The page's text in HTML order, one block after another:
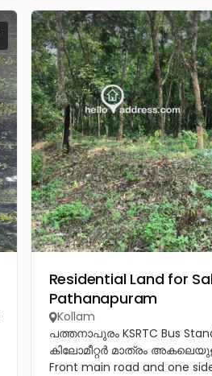
Residential Land for
Pathanapuram
Kollam
പത്തനാപുരം KSRTC Bus
കിലോമീറ്റർ മാത്രം
Front main road and one